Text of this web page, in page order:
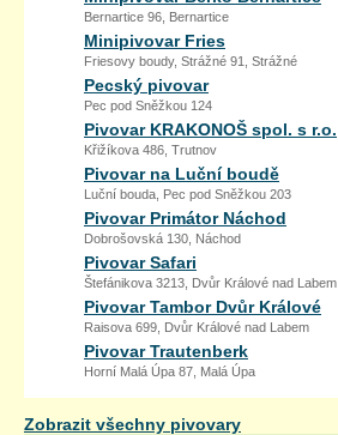
Bernartice 96, Bernartice
Minipivovar Fries
Friesovy boudy, Strážné 91, Strážné
Pecský pivovar
Pec pod Sněžkou 124
Pivovar KRAKONOŠ spol. s r.o.
Křižíkova 486, Trutnov
Pivovar na Luční boudě
Luční bouda, Pec pod Sněžkou 203
Pivovar Primátor Náchod
Dobrošovská 130, Náchod
Pivovar Safari
Štefánikova 3213, Dvůr Králové nad Labem
Pivovar Tambor Dvůr Králové
Raisova 699, Dvůr Králové nad Labem
Pivovar Trautenberk
Horní Malá Úpa 87, Malá Úpa
Zobrazit všechny pivovary